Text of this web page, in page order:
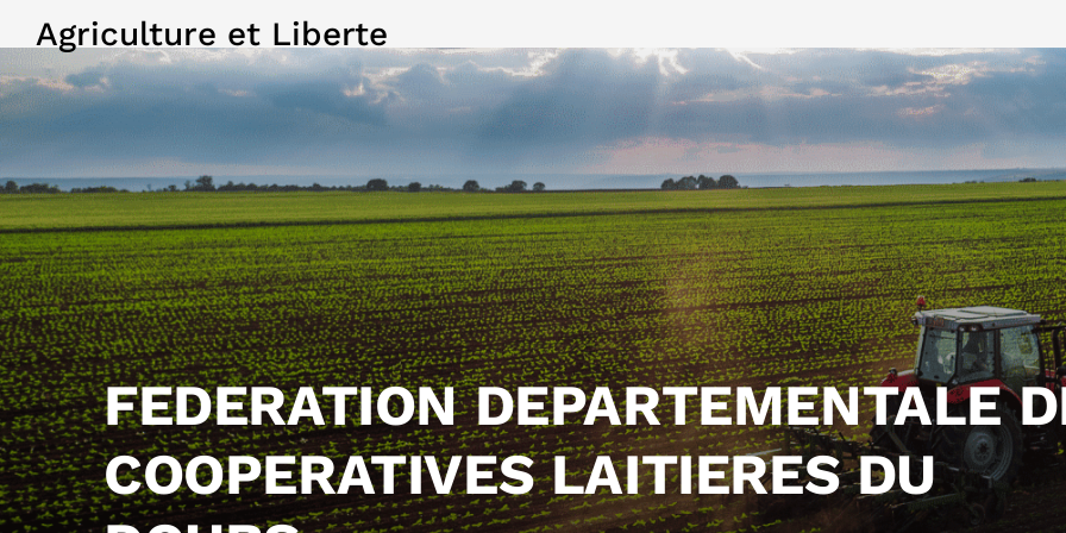
Agriculture et Liberte
FEDERATION DEPARTEMENTALE
COOPERATIVES LAITIERES DU